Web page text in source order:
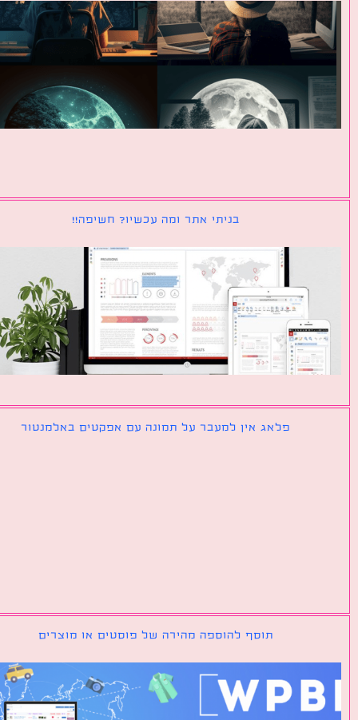
בניתי אתר ומה עכשיו? חשיפה!!
פלאג אין למעבר על תמונה עם אפקטים באלמנטור
תוסף להוספה מהירה של פוסטים או מוצרים